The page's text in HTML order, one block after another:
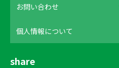
お問い合わせ
個人情報について
share